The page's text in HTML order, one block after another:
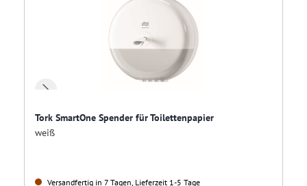
Tork SmartOne Spender für Toilettenpapier
weiß
Versandfertig in 7 Tagen, Lieferzeit 1-5 Tage